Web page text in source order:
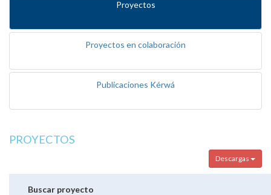
Proyectos
Proyectos en colaboración
Publicaciones Kérwá
PROYECTOS
Descargas
Buscar proyecto